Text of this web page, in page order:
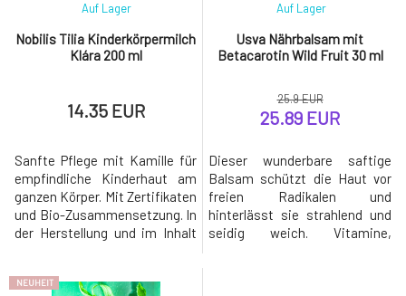
Nobilis Tilia Kinderkörpermilch
Klára 200 ml
Auf Lager
14.35 EUR
Sanfte Pflege mit Kamille für
empfindliche Kinderhaut am
ganzen Körper. Mit Zertifikaten
und Bio-Zusammensetzung. In
der Herstellung und im Inhalt
Kosmetik. Aus der
Usva Nährbalsam mit
Betacarotin Wild Fruit 30 ml
Auf Lager
25.9 EUR
25.89 EUR
Dieser wunderbare saftige
Balsam schützt die Haut vor
freien Radikalen und
hinterlässt sie strahlend und
seidig weich. Vitamine,
NEUHEIT